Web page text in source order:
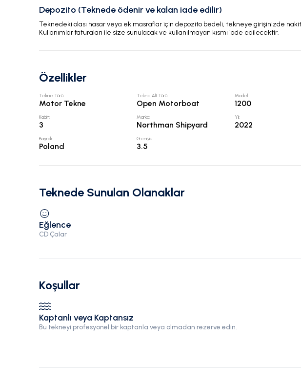
Depozito (Teknede ödenir ve kalan iade edilir)
Teknedeki olası hasar veya ek masraflar için depozito bedeli, tekneye girişinizde
Kullanımlar faturaları ile size sunulacak ve kullanılmayan kısmı iade edilecektir.
Özellikler
Tekne Türü:
Motor Tekne
Tekne Alt Türü:
Open Motorboat
Model:
1200
Kabin:
3
Marka:
Northman Shipyard
Yıl:
2022
Bayrak:
Poland
Genişlik:
3.5
Teknede Sunulan Olanaklar
Eğlence
CD Çalar
Koşullar
Kaptanlı veya Kaptansız
Bu tekneyi profesyonel bir kaptanla veya olmadan rezerve edin.